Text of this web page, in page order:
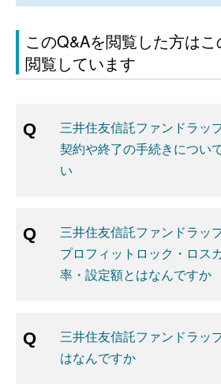
このQ&Aを閲覧した方は
閲覧しています
三井住友信託ファンドラッ
契約や終了の手続きについ
い
三井住友信託ファンドラッ
プロフィットロック・ロス
率・設定額とはなんですか
三井住友信託ファンドラッ
はなんですか